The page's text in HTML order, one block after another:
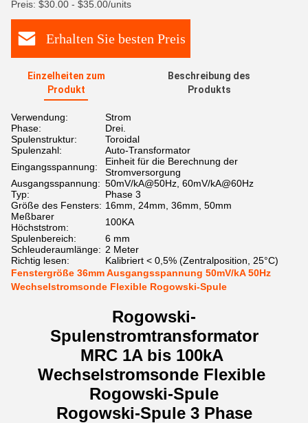
Preis: $30.00 - $35.00/units
Erhalten Sie besten Preis
Einzelheiten zum
Produkt
Beschreibung des
Produkts
Verwendung:
Strom
Phase:
Drei.
Spulenstruktur:
Toroidal
Spulenzahl:
Auto-Transformator
Eingangsspannung:
Einheit für die Berechnung der
Stromversorgung
Ausgangsspannung: 50mV/kA@50Hz, 60mV/kA@60Hz
Typ:
Phase 3
Größe des Fensters: 16mm, 24mm, 36mm, 50mm
Meßbarer
Höchststrom:
100KA
Spulenbereich:
6 mm
Schleuderaumlänge: 2 Meter
Richtig lesen:
Kalibriert < 0,5% (Zentralposition, 25°C)
Fenstergröße 36mm Ausgangsspannung 50mV/kA 50Hz
Wechselstromsonde Flexible Rogowski-Spule
Rogowski-
Spulenstromtransformator
MRC 1A bis 100kA
Wechselstromsonde Flexible
Rogowski-Spule
Rogowski-Spule 3 Phase